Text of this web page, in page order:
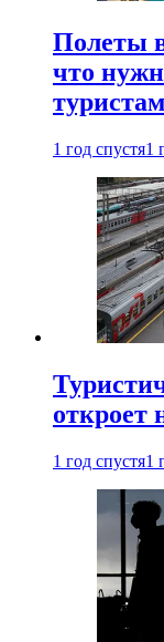
Полеты
что
туристам
1 год спустя1
откроет
1 год спустя1